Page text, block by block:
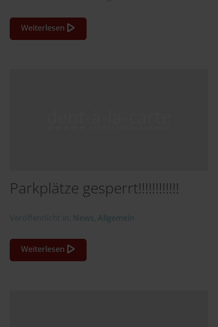
Weiterlesen
Parkplätze gesperrt!!!!!!!!!!!!
Veröffentlicht in: News, Allgemein
Weiterlesen